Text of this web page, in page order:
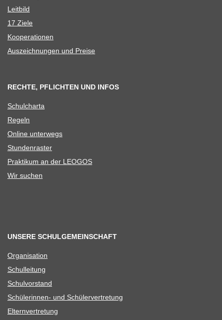
Leit­bild
17 Ziele
Koope­ra­tio­nen
Aus­zeich­nun­gen und Preise
RECHTE, PFLICHTEN UND INFOS
Schul­charta
Regeln
Online unter­wegs
Stun­den­ras­ter
Prak­ti­kum an der LEOGOS
Wir suchen
UNSERE SCHULGEMEINSCHAFT
Orga­ni­sa­tion
Schul­lei­tung
Schul­vor­stand
Schü­le­rin­nen- und Schülervertretung
Eltern­ver­tre­tung